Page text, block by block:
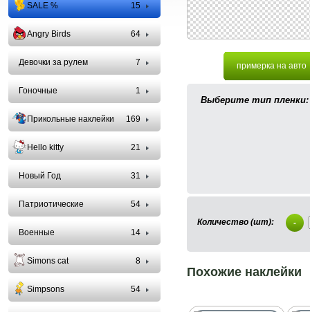
примерка на авто
Выберите тип пленки:
Количество (шт): -
Похожие наклейки
SALE % 15
Angry Birds 64
Девочки за рулем 7
Гоночные 1
Прикольные наклейки 169
Hello kitty 21
Новый Год 31
Патриотические 54
Военные 14
Simons cat 8
Simpsons 54